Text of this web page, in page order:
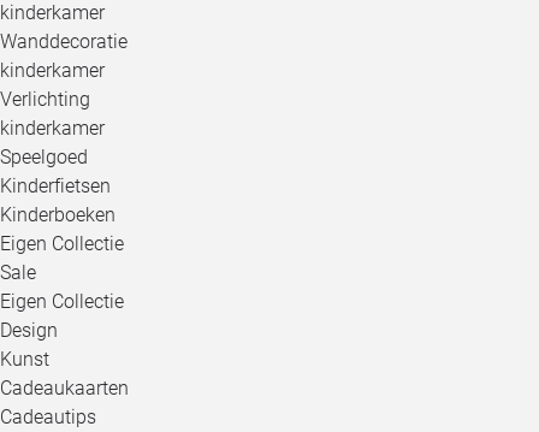
kinderkamer
Wanddecoratie
kinderkamer
Verlichting
kinderkamer
Speelgoed
Kinderfietsen
Kinderboeken
Eigen Collectie
Sale
Eigen Collectie
Design
Kunst
Cadeaukaarten
Cadeautips